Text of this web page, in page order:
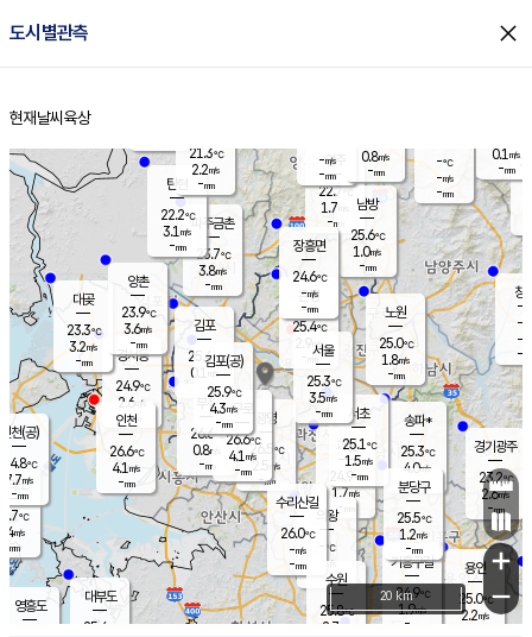
도시별관측 close
홈
현재날씨 육상
의도
℃
m/s
mm
영흥도
양주
22.7℃
1.7
-mm
과천
24.9℃
1.7m/s
- mm
용인
25.0℃
2.2m/s
경기광주
23.2℃
2.6m/s
-mm
대부도
25.4
경서동
24.9℃
2.6 m/s
-mm
파주금촌
23.7℃
3.8m/s
-mm
-℃
-m/s
-mm
대곶
23.3℃
3.2m/s
-mm
창
-
-m/
-
탄현
22.2℃
3.1 m/s
-mm
0.1 m/s
-mm
의왕
- ℃
m/s
mm
김포
25.4℃
0.1 m/s
mm
광명
26.5 ℃
2.5 m/s
-mm
부천
26.6℃
0.8m/s
-mm
양촌
23.9℃
3.6m/s
-mm
구로
26.6℃
4.1 m/s
-mm
은평
25.4℃
2.9 m/s
- mm
노원
25.0℃
1.8m/s
-mm
송파*
25.3℃
4.0m/s
-mm
서초
25.1℃
1.5m/s
-mm
남방
25.6℃
1.0m/s
-mm
기흥구갈
24.9℃
1.9m/s
-
수리산길
26.0℃
-m/s
-mm
분당구
25.5℃
1.2m/s
-mm
장흥면
24.6℃
-m/s
-mm
-m/s
-mm
인천(공)
24.8℃
7.7m/s
-mm
김포(공)
25.9℃
4.3m/s
-mm
수원
25.8℃
2.7 m/s
인천
26.6℃
4.1 m/s
-mm
서울
25.3℃
3.5m/s
-mm
21.3℃
2.2m/s
-mm
0.8m/s
-mm
+
−
20 km